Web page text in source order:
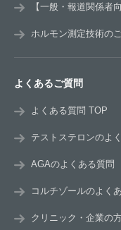
【一般・報道関係者
ホルモン測定技術の
よくあるご質問
よくある質問 TOP
テストステロンのよ
AGAのよくある質問
コルチゾールのよく
クリニック・企業の